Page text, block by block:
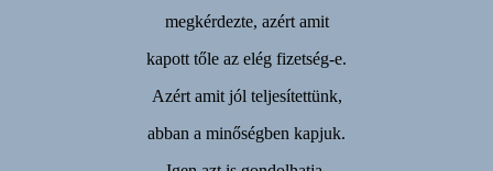
megkérdezte, azért amit
kapott tőle az elég fizetség-e.
Azért amit jól teljesítettünk,
abban a minőségben kapjuk.